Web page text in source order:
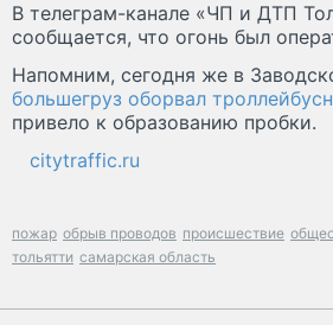
В телеграм-канале «ЧП и ДТП
сообщается, что огонь был
Напомним, сегодня же в
большегруз оборвал
привело к образованию пробки.
citytraffic.ru
пожар обрыв проводов происшествие
тольятти самарская область